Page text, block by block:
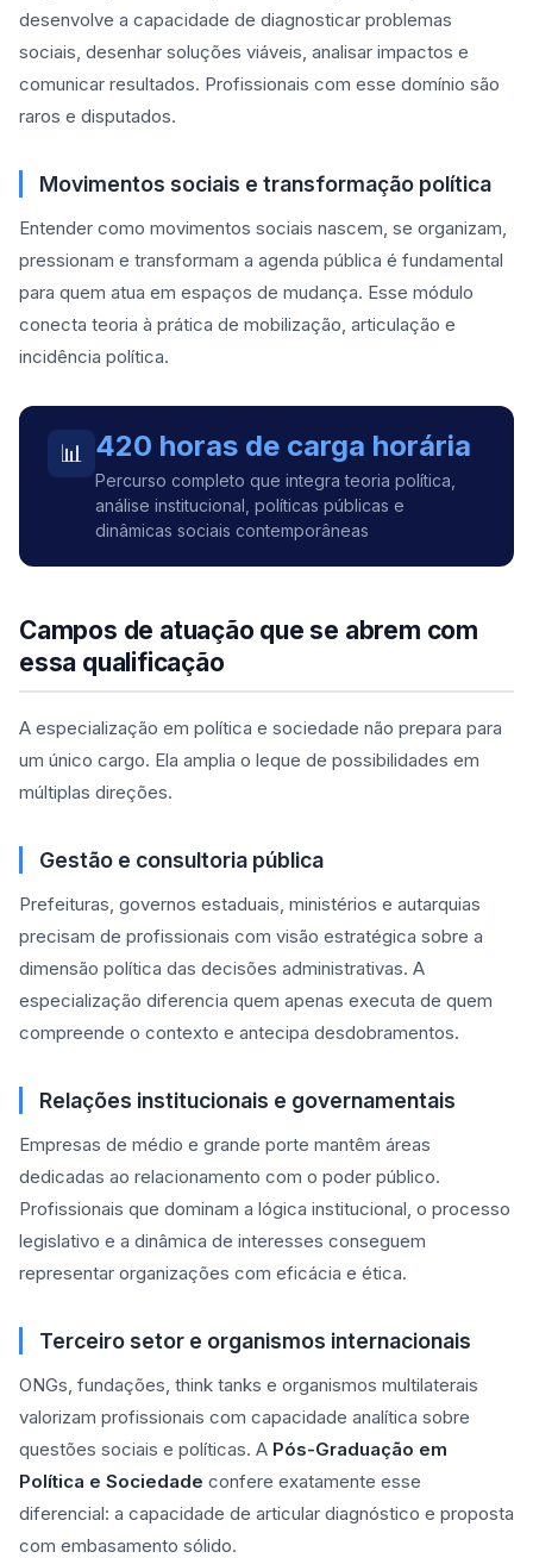
desenvolve a capacidade de diagnosticar problemas
sociais, desenhar soluções viáveis, analisar impactos e
comunicar resultados. Profissionais com esse domínio são
raros e disputados.
Movimentos sociais e transformação política
Entender como movimentos sociais nascem, se organizam,
pressionam e transformam a agenda pública é fundamental
para quem atua em espaços de mudança. Esse módulo
conecta teoria à prática de mobilização, articulação e
incidência política.
📊 420 horas de carga horária
Percurso completo que integra teoria política,
análise institucional, políticas públicas e
dinâmicas sociais contemporâneas
Campos de atuação que se abrem com
essa qualificação
A especialização em política e sociedade não prepara para
um único cargo. Ela amplia o leque de possibilidades em
múltiplas direções.
Gestão e consultoria pública
Prefeituras, governos estaduais, ministérios e autarquias
precisam de profissionais com visão estratégica sobre a
dimensão política das decisões administrativas. A
especialização diferencia quem apenas executa de quem
compreende o contexto e antecipa desdobramentos.
Relações institucionais e governamentais
Empresas de médio e grande porte mantêm áreas
dedicadas ao relacionamento com o poder público.
Profissionais que dominam a lógica institucional, o processo
legislativo e a dinâmica de interesses conseguem
representar organizações com eficácia e ética.
Terceiro setor e organismos internacionais
ONGs, fundações, think tanks e organismos multilaterais
valorizam profissionais com capacidade analítica sobre
questões sociais e políticas. A Pós-Graduação em
Política e Sociedade confere exatamente esse
diferencial: a capacidade de articular diagnóstico e proposta
com embasamento sólido.